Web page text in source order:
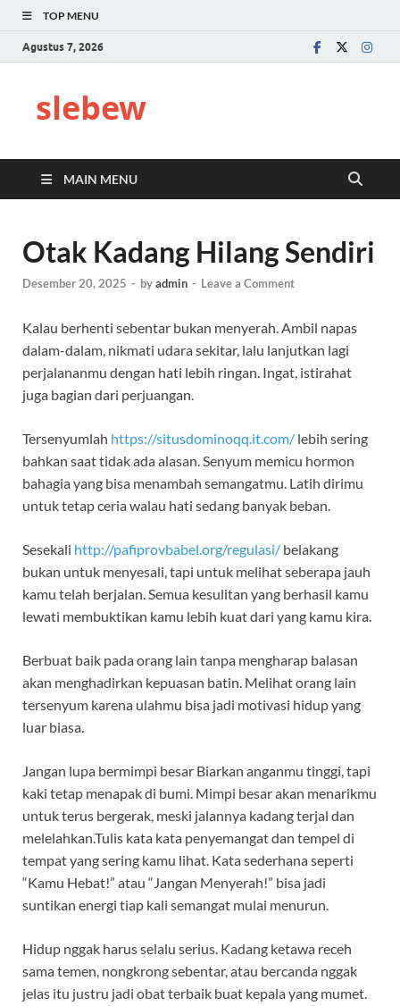
TOP MENU
Agustus 7, 2026
slebew
MAIN MENU
Otak Kadang Hilang Sendiri
Desember 20, 2025 - byadmin - Leave a Comment
Kalau berhenti sebentar bukan menyerah. Ambil napas
dalam-dalam, nikmati udara sekitar, lalu lanjutkan lagi
perjalananmu dengan hati lebih ringan. Ingat, istirahat
juga bagian dari perjuangan.
Tersenyumlah https://situsdominoqq.it.com/ lebih sering
bahkan saat tidak ada alasan. Senyum memicu hormon
bahagia yang bisa menambah semangatmu. Latih dirimu
untuk tetap ceria walau hati sedang banyak beban.
Sesekali http://pafiprovbabel.org/regulasi/ belakang
bukan untuk menyesali, tapi untuk melihat seberapa jauh
kamu telah berjalan. Semua kesulitan yang berhasil kamu
lewati membuktikan kamu lebih kuat dari yang kamu kira.
Berbuat baik pada orang lain tanpa mengharap balasan
akan menghadirkan kepuasan batin. Melihat orang lain
tersenyum karena ulahmu bisa jadi motivasi hidup yang
luar biasa.
Jangan lupa bermimpi besar Biarkan anganmu tinggi, tapi
kaki tetap menapak di bumi. Mimpi besar akan menarikmu
untuk terus bergerak, meski jalannya kadang terjal dan
melelahkan.Tulis kata kata penyemangat dan tempel di
tempat yang sering kamu lihat. Kata sederhana seperti
“Kamu Hebat!” atau “Jangan Menyerah!” bisa jadi
suntikan energi tiap kali semangat mulai menurun.
Hidup nggak harus selalu serius. Kadang ketawa receh
sama temen, nongkrong sebentar, atau bercanda nggak
jelas itu justru jadi obat terbaik buat kepala yang mumet.